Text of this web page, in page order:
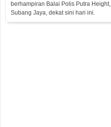
berhampiran Balai Polis Putra Height,
Subang Jaya, dekat sini hari ini.